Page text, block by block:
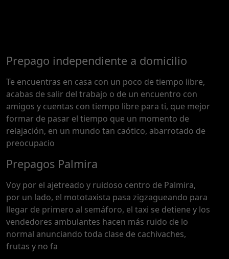
porque están completando su
Prepago independiente a domicilio
Te encuentras en casa con un poco de tiempo libre,
acabas de salir del trabajo o de un encuentro con
amigos y cuentas con tiempo libre para ti, que mejor
formar de pasar el tiempo que un momento de
relajación, en un mundo tan caótico, abarrotado de
preocupacio
Prepagos Palmira
Voy por el ajetreado y ruidoso centro de Palmira,
por un lado, el mototaxista pasa zigzagueando para
llegar de primero al semáforo, el taxi se detiene y los
vendedores ambulantes hacen más ruido de lo
normal anunciando toda clase de cachivaches,
frutas y no fa